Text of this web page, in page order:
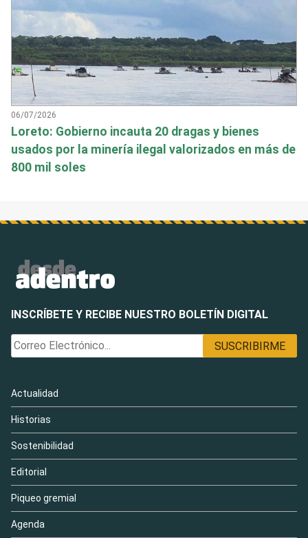
06/07/2026
Loreto: Gobierno incauta 20 dragas y bienes
usados por la minería ilegal valorizados en más de
800 mil soles
INSCRÍBETE Y RECIBE NUESTRO BOLETÍN DIGITAL
Actualidad
Historias
Sostenibilidad
Editorial
Piqueo gremial
Agenda